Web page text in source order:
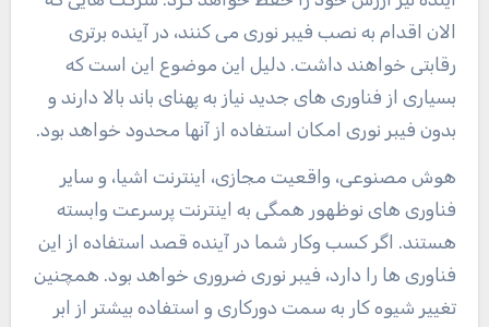
الان اقدام به نصب فیبر نوری می کنند، در آینده برتری
رقابتی خواهند داشت. دلیل این موضوع این است که
بسیاری از فناوری های جدید نیاز به پهنای باند بالا دارند و
بدون فیبر نوری امکان استفاده از آنها محدود خواهد بود.
هوش مصنوعی، واقعیت مجازی، اینترنت اشیا، و سایر
فناوری های نوظهور همگی به اینترنت پرسرعت وابسته
هستند. اگر کسب وکار شما در آینده قصد استفاده از این
فناوری ها را دارد، فیبر نوری ضروری خواهد بود. همچنین
تغییر شیوه کار به سمت دورکاری و استفاده بیشتر از ابر